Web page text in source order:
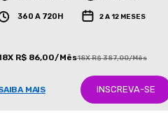
360 A 720H 2 A 12 MESES
R$ 86,00/Mês18X R$ 387,00/Mês
MAIS INSCREVA-SE